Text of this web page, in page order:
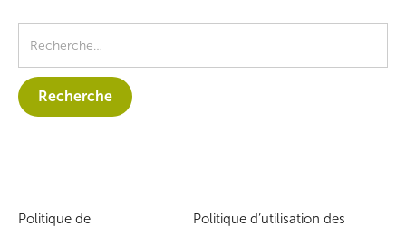
Politique de
Politique d’utilisation des